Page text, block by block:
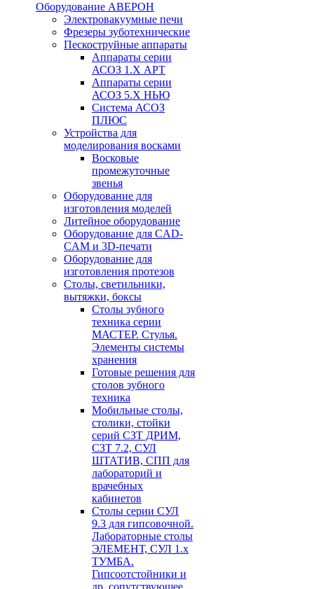
Оборудование АВЕРОН
Электровакуумные печи
Фрезеры зуботехнические
Пескоструйные аппараты
Аппараты серии
АСОЗ 1.Х АРТ
Аппараты серии
АСОЗ 5.Х НЬЮ
Система АСОЗ
ПЛЮС
Устройства для
моделирования восками
Восковые
промежуточные
звенья
Оборудование для
изготовления моделей
Литейное оборудование
Оборудование для CAD-
CAM и 3D-печати
Оборудование для
изготовления протезов
Cтолы, светильники,
вытяжки, боксы
Столы зубного
техника серии
МАСТЕР. Стулья.
Элементы системы
хранения
Готовые решения для
столов зубного
техника
Мобильные столы,
столики, стойки
серий СЗТ ДРИМ,
СЗТ 7.2, СУЛ
ШТАТИВ, СПП для
лабораторий и
врачебных
кабинетов
Столы серии СУЛ
9.3 для гипсовочной.
Лабораторные столы
ЭЛЕМЕНТ, СУЛ 1.х
ТУМБА.
Гипсоотстойники и
др. сопутствующее